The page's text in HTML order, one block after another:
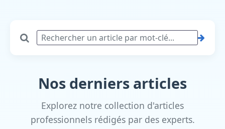
Nos derniers articles
Explorez notre collection d'articles
professionnels rédigés par des experts.